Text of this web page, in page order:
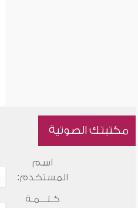
مكتبتك الصوتية
اسم
المستخدم:
كـلـــمـة